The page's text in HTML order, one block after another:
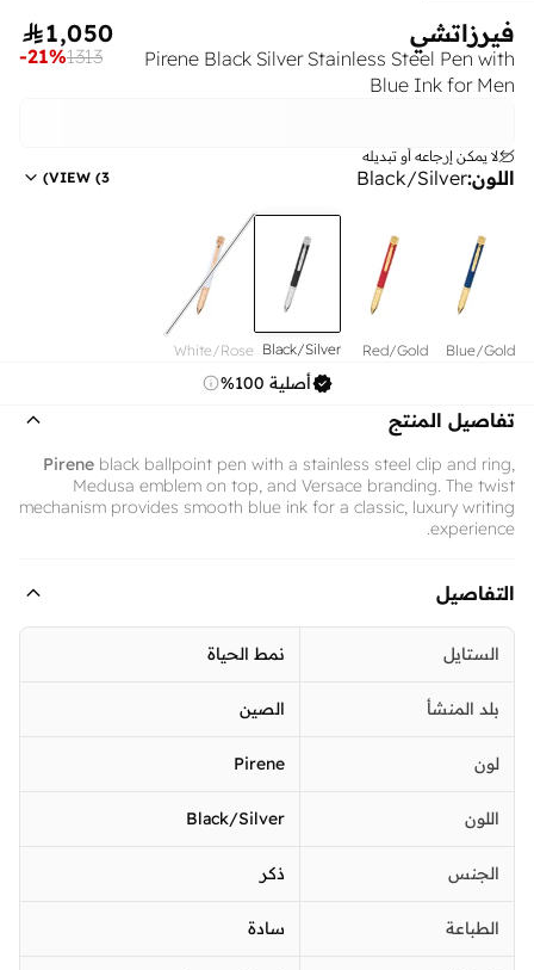
فيرزاتشي
Pirene Black Silver Stainless Steel Pen with
Blue Ink for Men
1,050
1313
-21%
لا يمكن إرجاعه أو تبديله
اللون:
Black/Silver
VIEW (3
)
Blue/Gold
Red/Gold
Black/Silver
White/Rose
أصلية 100%
تفاصيل المنتج
Pirene black ballpoint pen with a stainless steel clip and ring,
Medusa emblem on top, and Versace branding. The twist
mechanism provides smooth blue ink for a classic, luxury writing
experience.
التفاصيل
الستايل نمط الحياة
بلد المنشأ الصين
لون Pirene
اللون Black/Silver
الجنس ذكر
الطباعة سادة